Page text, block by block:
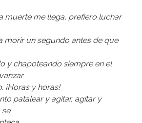
muerte me llega, prefiero luchar
morir un segundo antes de que
y chapoteando siempre en el
¡Horas y horas!
patalear y agitar, agitar y
se